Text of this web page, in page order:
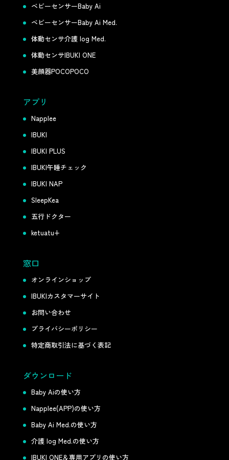
ベビーセンサーBaby Ai
ベビーセンサーBaby Ai Med.
体動センサ介護 log Med.
体動センサIBUKI ONE
美顔器POCOPOCO
アプリ
Napplee
IBUKI
IBUKI PLUS
IBUKI午睡チェック
IBUKI NAP
SleepKea
五行ドクター
ketuatu+
窓口
オンラインショップ
IBUKIカスタマーサイト
お問い合わせ
プライバシーポリシー
特定商取引法に基づく表記
ダウンロード
Baby Aiの使い方
Napplee(APP)の使い方
Baby Ai Med.の使い方
介護 log Med.の使い方
IBUKI ONE＆専用アプリの使い方